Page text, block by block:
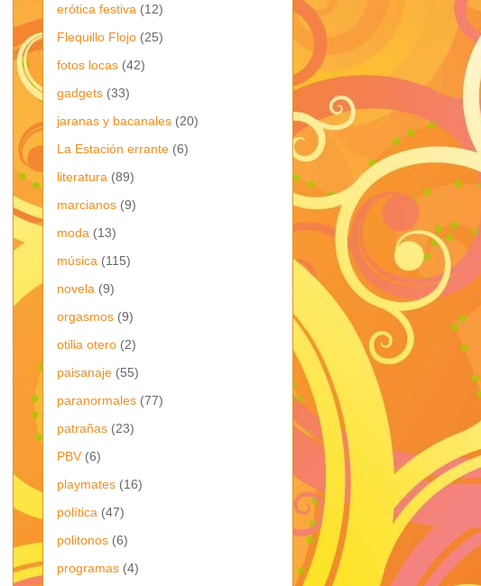
erótica festiva (12)
Flequillo Flojo (25)
fotos locas (42)
gadgets (33)
jaranas y bacanales (20)
La Estación errante (6)
literatura (89)
marcianos (9)
moda (13)
música (115)
novela (9)
orgasmos (9)
otilia otero (2)
paisanaje (55)
paranormales (77)
patrañas (23)
PBV (6)
playmates (16)
política (47)
politonos (6)
programas (4)